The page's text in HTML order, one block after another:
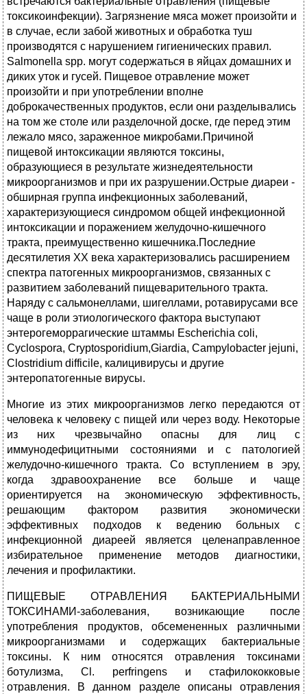
токсикоинфекции). Загрязнение мяса может произойти и
в случае, если забой животных и обработка туш
производятся с нарушением гигиенических правил.
Salmonella spp. могут содержаться в яйцах домашних и
диких уток и гусей. Пищевое отравление может
произойти и при употреблении вполне
доброкачественных продуктов, если они разделывались
на том же столе или разделочной доске, где перед этим
лежало мясо, зараженное микробами.Причиной
пищевой интоксикации являются токсины,
образующиеся в результате жизнедеятельности
микроорганизмов и при их разрушении.Острые диареи -
обширная группа инфекционных заболеваний,
характеризующиеся синдромом общей инфекционной
интоксикации и поражением желудочно-кишечного
тракта, преимущественно кишечника.Последние
десятилетия XX века характеризовались расширением
спектра патогенных микроорганизмов, связанных с
развитием заболеваний пищеварительного тракта.
Наряду с сальмонеллами, шигеллами, ротавирусами все
чаще в роли этиологического фактора выступают
энтерогеморрагические штаммы Escherichia coli,
Cyclospora, Cryptosporidium,Giardia, Campylobacter jejuni,
Clostridium difficile, калицивирусы и другие
энтеропатогенные вирусы.
Многие из этих микроорганизмов легко передаются от
человека к человеку с пищей или через воду. Некоторые
из них чрезвычайно опасны для лиц с
иммунодефицитными состояниями и с патологией
желудочно-кишечного тракта. Со вступлением в эру,
когда здравоохранение все больше и чаще
ориентируется на экономическую эффективность,
решающим фактором развития экономически
эффективных подходов к ведению больных с
инфекционной диареей является целенаправленное
избирательное применение методов диагностики,
лечения и профилактики.
ПИЩЕВЫЕ ОТРАВЛЕНИЯ БАКТЕРИАЛЬНЫМИ
ТОКСИНАМИ-заболевания, возникающие после
употребления продуктов, обсемененных различными
микроорганизмами и содержащих бактериальные
токсины. К ним относятся отравления токсинами
ботулизма, Cl. perfringens и стафилококковые
отравления. В данном разделе описаны отравления